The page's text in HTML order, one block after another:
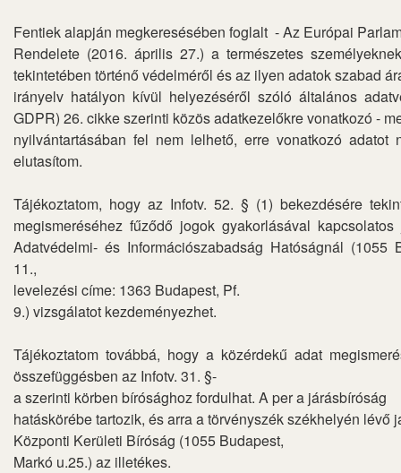
Fentiek alapján megkeresésében foglalt - Az Európai
Rendelete (2016. április 27.) a természetes
tekintetében történő védelméről és az ilyen adatok szabad
irányelv hatályon kívül helyezéséről szóló általános
GDPR) 26. cikke szerinti közös adatkezelőkre vonatkozó -
nyilvántartásában fel nem lelhető, erre vonatkozó adatot
elutasítom.
Tájékoztatom, hogy az Infotv. 52. § (1) bekezdésére
megismeréséhez fűződő jogok gyakorlásával
Adatvédelmi- és Információszabadság Hatóságnál (1055
11.,
levelezési címe: 1363 Budapest, Pf.
9.) vizsgálatot kezdeményezhet.
Tájékoztatom továbbá, hogy a közérdekű adat
összefüggésben az Infotv. 31. §-
a szerinti körben bírósághoz fordulhat. A per a járásbíróság
hatáskörébe tartozik, és arra a törvényszék székhelyén
Központi Kerületi Bíróság (1055 Budapest,
Markó u.25.) az illetékes.